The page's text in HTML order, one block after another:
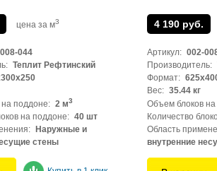
цена за м3
044
Теплит Рефтинский
поддоне: 2 м3
на поддоне: 40 шт
Наружные и
стены
4 190 руб.
Артикул: 002-
Производитель:
Формат:
Вес: 35.44 кг
Объем блоков
Количество
Область
внутренние